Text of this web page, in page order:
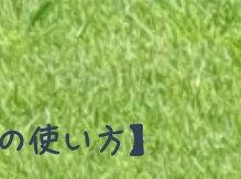
使い方】